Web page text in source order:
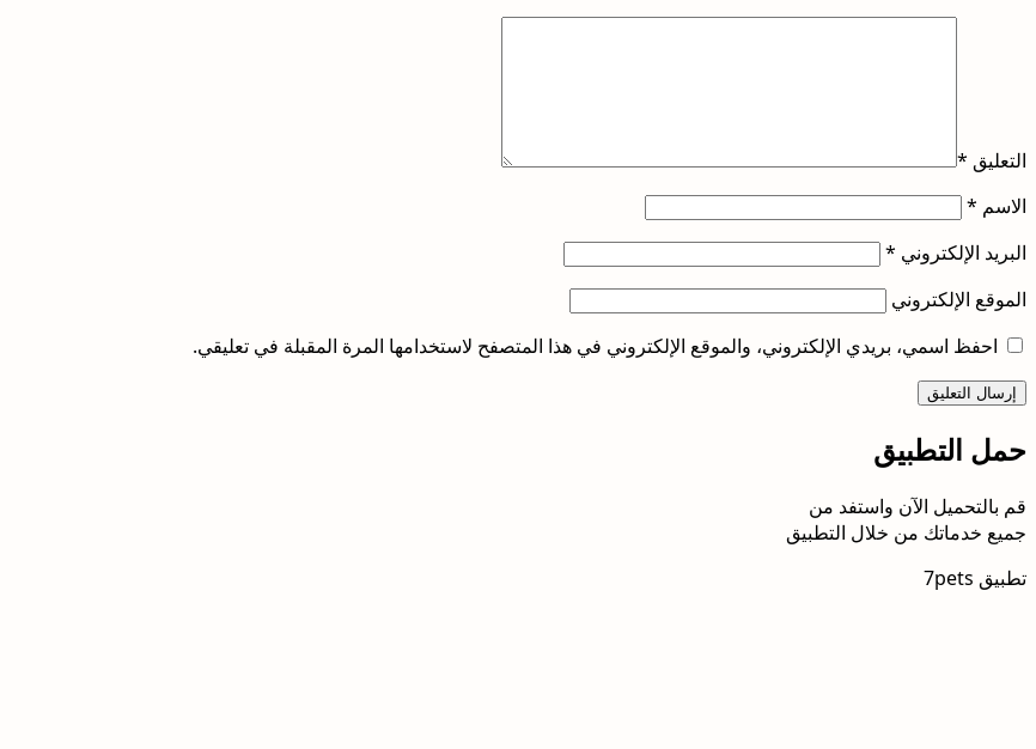
التعليق *
الاسم *
البريد الإلكتروني *
الموقع الإلكتروني
احفظ اسمي، بريدي الإلكتروني، والموقع الإلكتروني في هذا المتصفح لاستخدامها المرة المقبلة في تعليقي.
حمل التطبيق
قم بالتحميل الآن واستفد من
جميع خدماتك من خلال التطبيق
تطبيق 7pets